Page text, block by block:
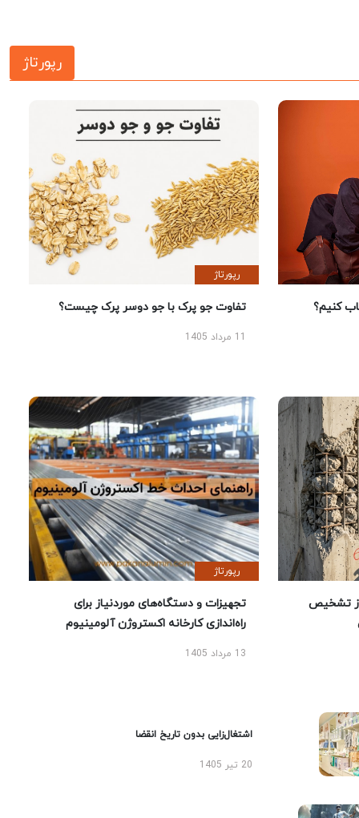
رپورتاژ
کنیم؟
رپورتاژ
تفاوت جو پرک با جو دوسر پرک چیست؟
تشخیص
رپورتاژ
تجهیزات و دستگاه‌های موردنیاز برای
راه‌اندازی کارخانه اکستروژن آلومینیوم
13 مرداد 1405
اشتغال‌زایی بدون تاریخ انقضا
20 تیر 1405